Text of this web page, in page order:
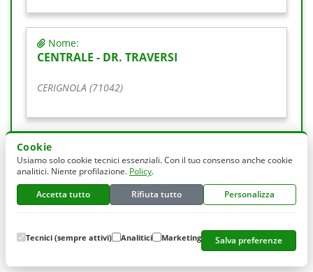
Nome:
CENTRALE - DR. TRAVERSI
CERIGNOLA (71042)
Nome:
CIBELLI ANGELO
CERIGNOLA (71042)
Cookie
Usiamo solo cookie tecnici essenziali. Con il tuo consenso anche cookie
analitici. Niente profilazione. Policy.
Accetta tutto
Rifiuta tutto Personalizza
Tecnici (sempre attivi) Analitici Marketing Salva preferenze